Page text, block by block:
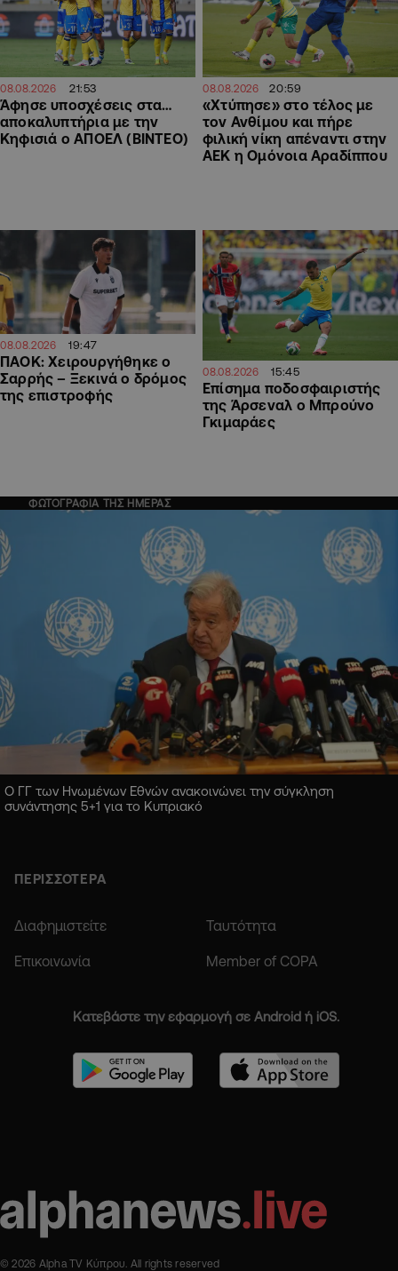
08.08.2026 21:53
Άφησε υποσχέσεις στα…
αποκαλυπτήρια με την
Κηφισιά ο ΑΠΟΕΛ (ΒΙΝΤΕΟ)
08.08.2026 20:59
«Χτύπησε» στο τέλος με
τον Ανθίμου και πήρε
φιλική νίκη απέναντι στην
ΑΕΚ η Ομόνοια Αραδίππου
08.08.2026 19:47
ΠΑΟΚ: Χειρουργήθηκε ο
Σαρρής – Ξεκινά ο δρόμος
της επιστροφής
08.08.2026 15:45
Επίσημα ποδοσφαιριστής
της Άρσεναλ ο Μπρούνο
Γκιμαράες
ΦΩΤΟΓΡΑΦΙΑ ΤΗΣ ΗΜΕΡΑΣ
Ο ΓΓ των Ηνωμένων Εθνών ανακοινώνει την σύγκληση
συνάντησης 5+1 για το Κυπριακό
ΠΕΡΙΣΣΟΤΕΡΑ
Διαφημιστείτε Ταυτότητα
Επικοινωνία Member of COPA
Κατεβάστε την εφαρμογή σε Android ή iOS.
© 2026 Alpha TV Κύπρου. All rights reserved